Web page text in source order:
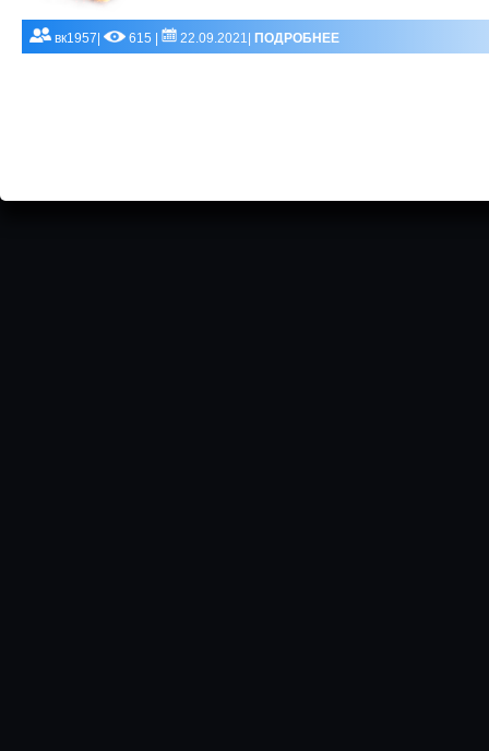
вк1957| 615 | 22.09.2021| ПОДРОБНЕЕ